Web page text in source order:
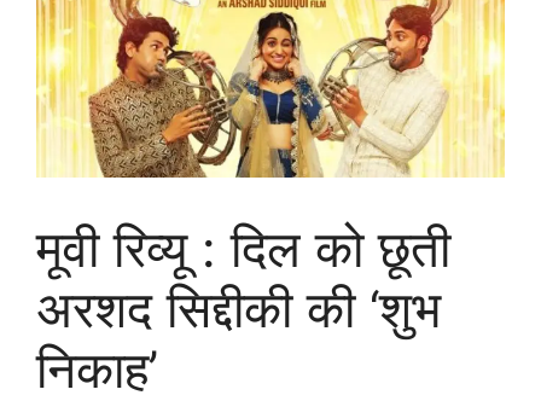
मूवी रिव्यू : दिल को छूती
अरशद सिद्दीकी की ‘शुभ
निकाह’